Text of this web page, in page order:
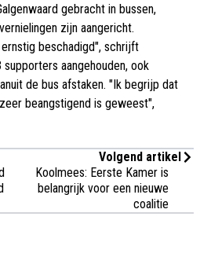
gebracht in bussen,
zijn aangericht.
beschadigd", schrijft
aangehouden, ook
de bus afstaken. "Ik begrijp dat
beangstigend is geweest",
Volgend artikel
Koolmees: Eerste Kamer is
belangrijk voor een nieuwe
coalitie